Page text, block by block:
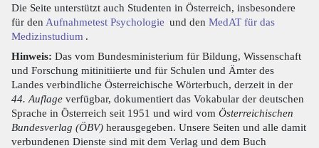
Die Seite unterstützt auch Studenten in Österreich, insbesondere
für den Aufnahmetest Psychologie und den MedAT für das
Medizinstudium .
Hinweis: Das vom Bundesministerium für Bildung, Wissenschaft
und Forschung mitinitiierte und für Schulen und Ämter des
Landes verbindliche Österreichische Wörterbuch, derzeit in der
44. Auflage verfügbar, dokumentiert das Vokabular der deutschen
Sprache in Österreich seit 1951 und wird vom Österreichischen
Bundesverlag (ÖBV) herausgegeben. Unsere Seiten und alle damit
verbundenen Dienste sind mit dem Verlag und dem Buch